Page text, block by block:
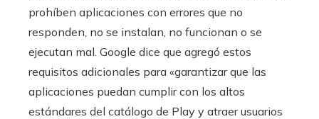
prohíben aplicaciones con errores que no
responden, no se instalan, no funcionan o se
ejecutan mal. Google dice que agregó estos
requisitos adicionales para «garantizar que las
aplicaciones puedan cumplir con los altos
estándares del catálogo de Play y atraer usuarios